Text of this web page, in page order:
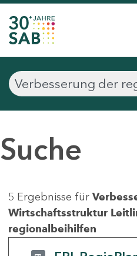
Suche
5 Ergebnisse für
Wirtschaftsstruktur
regionalbeihilfen